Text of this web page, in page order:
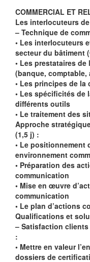
COMMERCIAL ET
Les interlocuteurs
– Technique de
• Les interlocuteurs
secteur du bâtiment
• Les prestataires
(banque, comptable,
• Les principes de
• Les spécificités de
différents outils
• Le traitement des
Approche
(1,5 j) :
• Le positionnement
environnement
• Préparation des
communication
• Mise en œuvre
communication
• Le plan d’actions
Qualifications et
– Satisfaction
:
• Mettre en valeur
dossiers de